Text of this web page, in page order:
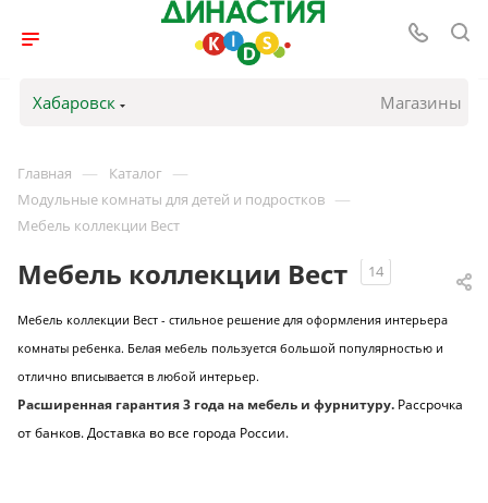
Хабаровск Магазины
Главная — Каталог —
Модульные комнаты для детей и подростков —
Мебель коллекции Вест
Мебель коллекции Вест 14
Мебель коллекции Вест - стильное решение для оформления интерьера
комнаты ребенка. Белая мебель пользуется большой популярностью и
отлично вписывается в любой интерьер.
Расширенная гарантия 3 года на мебель и фурнитуру. Рассрочка
от банков. Доставка во все города России.